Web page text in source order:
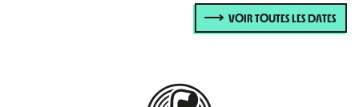
VOIR TOUTES LES DATES